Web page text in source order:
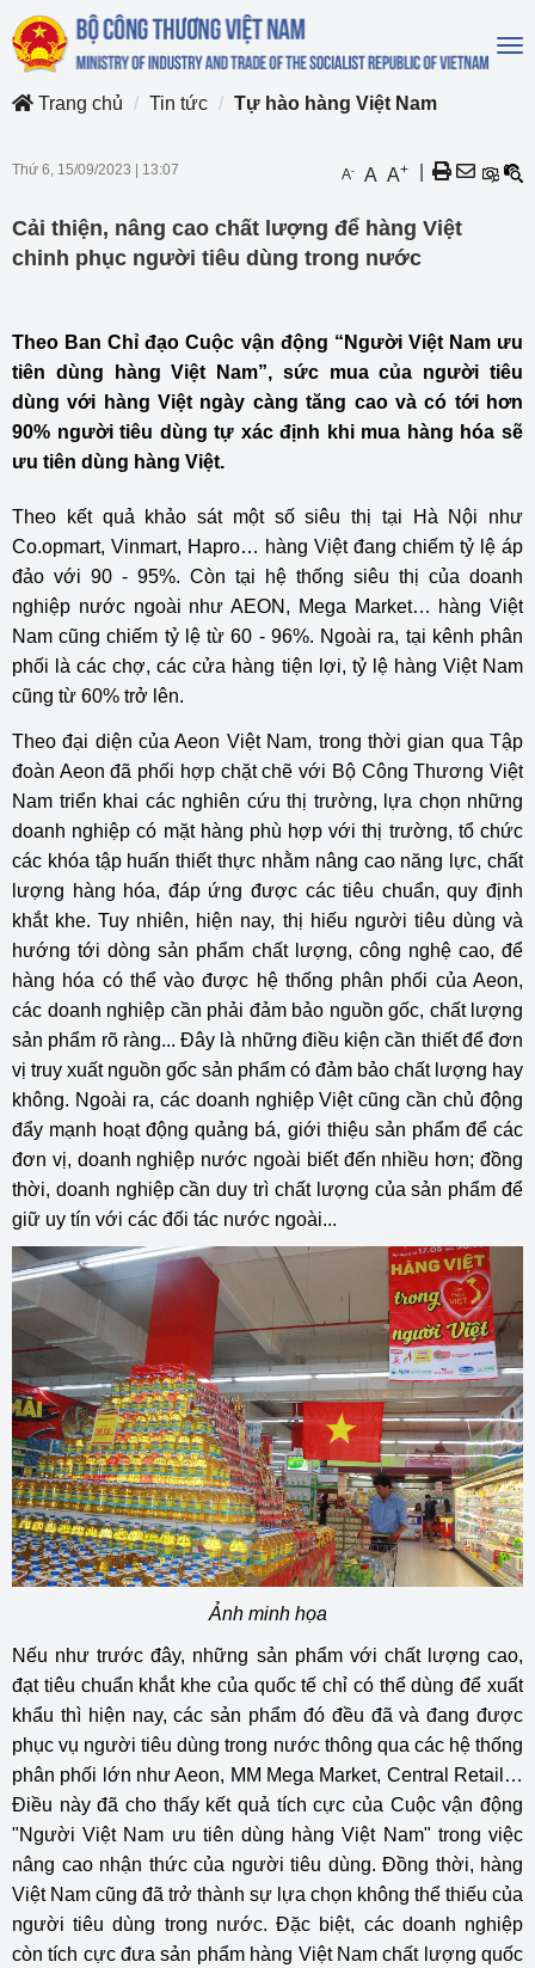
Trang chủ
Tin tức Tự hào hàng Việt Nam
Thứ 6, 15/09/2023 13:07 A- A A+
Cải thiện, nâng cao chất lượng để hàng Việt
chinh phục người tiêu dùng trong nước
Theo Ban Chỉ đạo Cuộc vận động “Người Việt Nam ưu
tiên dùng hàng Việt Nam”, sức mua của người tiêu
dùng với hàng Việt ngày càng tăng cao và có tới hơn
90% người tiêu dùng tự xác định khi mua hàng hóa sẽ
ưu tiên dùng hàng Việt.
Theo kết quả khảo sát một số siêu thị tại Hà Nội như
Co.opmart, Vinmart, Hapro… hàng Việt đang chiếm tỷ lệ áp
đảo với 90 - 95%. Còn tại hệ thống siêu thị của doanh
nghiệp nước ngoài như AEON, Mega Market… hàng Việt
Nam cũng chiếm tỷ lệ từ 60 - 96%. Ngoài ra, tại kênh phân
phối là các chợ, các cửa hàng tiện lợi, tỷ lệ hàng Việt Nam
cũng từ 60% trở lên.
Theo đại diện của Aeon Việt Nam, trong thời gian qua Tập
đoàn Aeon đã phối hợp chặt chẽ với Bộ Công Thương Việt
Nam triển khai các nghiên cứu thị trường, lựa chọn những
doanh nghiệp có mặt hàng phù hợp với thị trường, tổ chức
các khóa tập huấn thiết thực nhằm nâng cao năng lực, chất
lượng hàng hóa, đáp ứng được các tiêu chuẩn, quy định
khắt khe. Tuy nhiên, hiện nay, thị hiếu người tiêu dùng và
hướng tới dòng sản phẩm chất lượng, công nghệ cao, để
hàng hóa có thể vào được hệ thống phân phối của Aeon,
các doanh nghiệp cần phải đảm bảo nguồn gốc, chất lượng
sản phẩm rõ ràng... Đây là những điều kiện cần thiết để đơn
vị truy xuất nguồn gốc sản phẩm có đảm bảo chất lượng hay
không. Ngoài ra, các doanh nghiệp Việt cũng cần chủ động
đẩy mạnh hoạt động quảng bá, giới thiệu sản phẩm để các
đơn vị, doanh nghiệp nước ngoài biết đến nhiều hơn; đồng
thời, doanh nghiệp cần duy trì chất lượng của sản phẩm để
giữ uy tín với các đối tác nước ngoài...
Ảnh minh họa
Nếu như trước đây, những sản phẩm với chất lượng cao,
đạt tiêu chuẩn khắt khe của quốc tế chỉ có thể dùng để xuất
khẩu thì hiện nay, các sản phẩm đó đều đã và đang được
phục vụ người tiêu dùng trong nước thông qua các hệ thống
phân phối lớn như Aeon, MM Mega Market, Central Retail…
Điều này đã cho thấy kết quả tích cực của Cuộc vận động
"Người Việt Nam ưu tiên dùng hàng Việt Nam" trong việc
nâng cao nhận thức của người tiêu dùng. Đồng thời, hàng
Việt Nam cũng đã trở thành sự lựa chọn không thể thiếu của
người tiêu dùng trong nước. Đặc biệt, các doanh nghiệp
còn tích cực đưa sản phẩm hàng Việt Nam chất lượng quốc